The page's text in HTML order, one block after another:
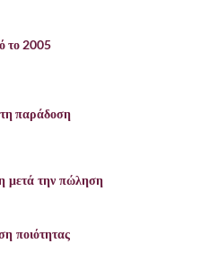
το 2005
παράδοση
μετά την πώληση
ποιότητας